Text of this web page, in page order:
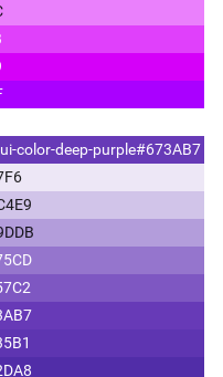
color-deep-purple#673AB7